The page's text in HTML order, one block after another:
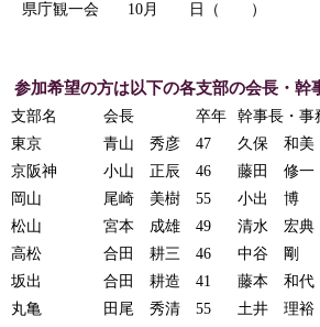
県庁観一会
10月 日（ ）
参加希望の方は以下の各支部の会長・
支部名 会長 卒年 幹事長・事
東京
青山 秀彦 47 久保 和美
京阪神
小山 正辰 46 藤田 修一
岡山
尾崎 美樹 55 小出 博
松山
宮本 成雄 49 清水 宏典
高松
合田 耕三 46 中谷 剛
坂出
合田 耕造 41 藤本 和代
丸亀
田尾 秀清 55 土井 理裕